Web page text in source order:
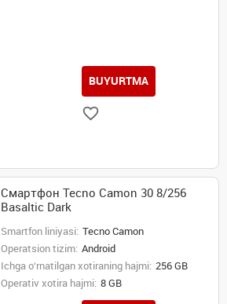
BUYURTMA
Смартфон Tecno Camon 30 8/256
Basaltic Dark
Smartfon liniyasi: Tecno Camon
Operatsion tizim: Android
Ichga o‘rnatilgan xotiraning hajmi: 256 GB
Operativ xotira hajmi: 8 GB